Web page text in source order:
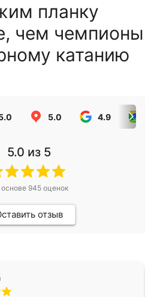
планку
чем чемпионы
катанию
5.0 4.9
5.0 из 5
945оценок
отзыв